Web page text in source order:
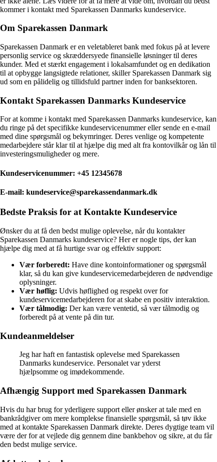
kommer i kontakt med Sparekassen Danmarks kundeservice.
Om Sparekassen Danmark
Sparekassen Danmark er en veletableret bank med fokus på at levere
personlig service og skræddersyede finansielle løsninger til deres
kunder. Med et stærkt engagement i lokalsamfundet og en dedikation
til at opbygge langsigtede relationer, skiller Sparekassen Danmark sig
ud som en pålidelig og tillidsfuld partner inden for banksektoren.
Kontakt Sparekassen Danmarks Kundeservice
For at komme i kontakt med Sparekassen Danmarks kundeservice, kan
du ringe på det specifikke kundeservicenummer eller sende en e-mail
med dine spørgsmål og bekymringer. Deres venlige og kompetente
medarbejdere står klar til at hjælpe dig med alt fra kontovilkår og lån til
investeringsmuligheder og mere.
Kundeservicenummer: +45 12345678
E-mail: kundeservice@sparekassendanmark.dk
Bedste Praksis for at Kontakte Kundeservice
Ønsker du at få den bedst mulige oplevelse, når du kontakter
Sparekassen Danmarks kundeservice? Her er nogle tips, der kan
hjælpe dig med at få hurtige svar og effektiv support:
Vær forberedt: Have dine kontoinformationer og spørgsmål
klar, så du kan give kundeservicemedarbejderen de nødvendige
oplysninger.
Vær høflig: Udvis høflighed og respekt over for
kundeservicemedarbejderen for at skabe en positiv interaktion.
Vær tålmodig: Der kan være ventetid, så vær tålmodig og
forberedt på at vente på din tur.
Kundeanmeldelser
Jeg har haft en fantastisk oplevelse med Sparekassen
Danmarks kundeservice. Personalet var yderst
hjælpsomme og imødekommende.
Afhængig Support med Sparekassen Danmark
Hvis du har brug for yderligere support eller ønsker at tale med en
bankrådgiver om mere komplekse finansielle spørgsmål, så tøv ikke
med at kontakte Sparekassen Danmark direkte. Deres dygtige team vil
være der for at vejlede dig gennem dine bankbehov og sikre, at du får
den bedst mulige service.